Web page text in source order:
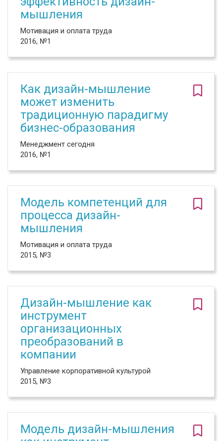
мышления
Мотивация и оплата труда
2016, №1
Как дизайн-мышление
может изменить
традиционную парадигму
бизнес-образования
Менеджмент сегодня
2016, №1
Модель компетенций для
процесса дизайн-
мышления
Мотивация и оплата труда
2015, №3
Дизайн-мышление как
инструмент
организационных
преобразований в
компании
Управление корпоративной культурой
2015, №3
Модель дизайн-мышления